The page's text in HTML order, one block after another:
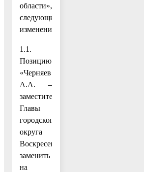
области»,
следующие
изменения:
1.1.
Позицию
«Черняев
А.А. –
заместитель
Главы
городского
округа
Воскресенск»
заменить
на